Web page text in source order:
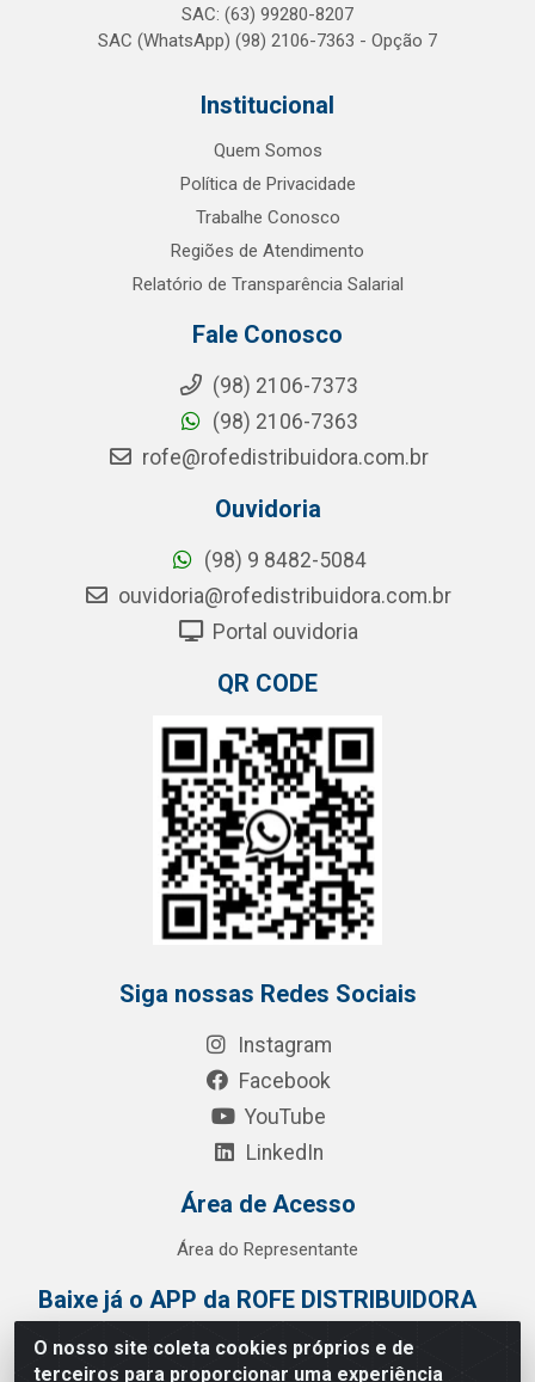
O nosso site coleta cookies próprios e de
terceiros para proporcionar uma experiência
SAC: (63) 99280-8207
SAC (WhatsApp) (98) 2106-7363 - Opção 7
Institucional
Quem Somos
Política de Privacidade
Trabalhe Conosco
Regiões de Atendimento
Relatório de Transparência Salarial
Fale Conosco
(98) 2106-7373
(98) 2106-7363
rofe@rofedistribuidora.com.br
Ouvidoria
(98) 9 8482-5084
ouvidoria@rofedistribuidora.com.br
Portal ouvidoria
QR CODE
Siga nossas Redes Sociais
Instagram
Facebook
YouTube
LinkedIn
Área de Acesso
Área do Representante
Baixe já o APP da ROFE DISTRIBUIDORA